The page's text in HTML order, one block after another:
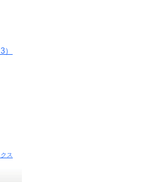
ス